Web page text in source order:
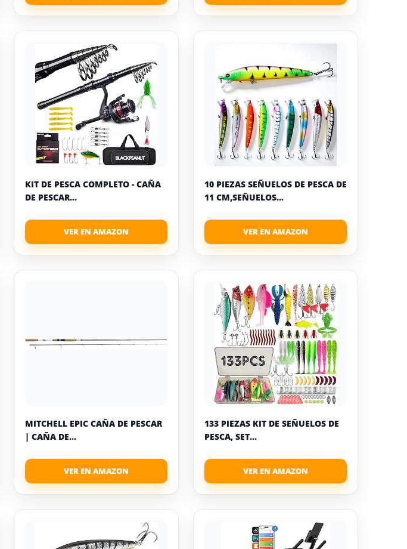
KIT DE PESCA COMPLETO - CAÑA
DE PESCAR...
10 PIEZAS SEÑUELOS DE PESCA DE
11 CM,SEÑUELOS...
MITCHELL EPIC CAÑA DE PESCAR
| CAÑA DE...
133 PIEZAS KIT DE SEÑUELOS DE
PESCA, SET...